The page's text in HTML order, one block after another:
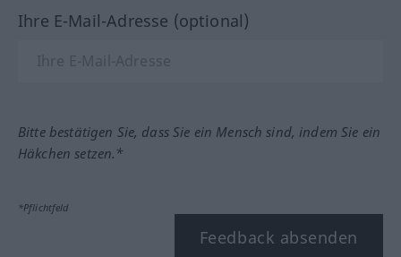
Ihre E-Mail-Adresse (optional)
Bitte bestätigen Sie, dass Sie ein Mensch sind, indem Sie ein
Häkchen setzen.*
*Pflichtfeld
Feedback absenden